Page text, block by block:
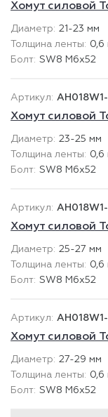
Хомут силовой
21-23 мм
0,6
SW8 М6х52
Хомут силовой
23-25 мм
0,6
SW8 М6х52
Хомут силовой
25-27 мм
0,6
SW8 М6х52
Хомут силовой
27-29 мм
0,6
SW8 М6х52